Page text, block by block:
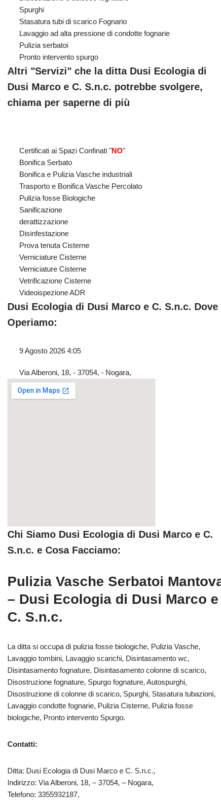
Spurghi
Stasatura tubi di scarico Fognario
Lavaggio ad alta pressione di condotte fognarie
Pulizia serbatoi
Pronto intervento spurgo
Altri "Servizi" che la ditta Dusi Ecologia di
Dusi Marco e C. S.n.c. potrebbe svolgere,
chiama per saperne di più
Certificati ai Spazi Confinati "NO"
Bonifica Serbato
Bonifica e Pulizia Vasche industriali
Trasporto e Bonifica Vasche Percolato
Pulizia fosse Biologiche
Sanificazione
derattizzazione
Disinfestazione
Prova tenuta Cisterne
Verniciature Cisterne
Verniciature Cisterne
Vetrificazione Cisterne
Videoispezione ADR
Dusi Ecologia di Dusi Marco e C. S.n.c. Dove
Operiamo:
9 Agosto 2026 4:05
Via Alberoni, 18, - 37054, - Nogara,
Chi Siamo Dusi Ecologia di Dusi Marco e C.
S.n.c. e Cosa Facciamo:
Pulizia Vasche Serbatoi
– Dusi Ecologia di Dusi Marco e
C. S.n.c.
La ditta si occupa di pulizia fosse biologiche, Pulizia Vasche,
Lavaggio tombini, Lavaggio scarichi, Disintasamento wc,
Disintasamento fognature, Disintasamento colonne di scarico,
Disostruzione fognature, Spurgo fognature, Autospurghi,
Disostruzione di colonne di scarico, Spurghi, Stasatura tubazioni,
Lavaggio condotte fognarie, Pulizia Cisterne, Pulizia fosse
biologiche, Pronto intervento Spurgo.
Contatti:
Ditta: Dusi Ecologia di Dusi Marco e C. S.n.c.,
Indirizzo: Via Alberoni, 18, – 37054, – Nogara,
Telefono: 3355932187,